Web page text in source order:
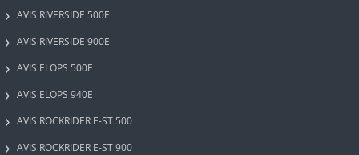
AVIS RIVERSIDE 500E
AVIS RIVERSIDE 900E
AVIS ELOPS 500E
AVIS ELOPS 940E
AVIS ROCKRIDER E-ST 500
AVIS ROCKRIDER E-ST 900